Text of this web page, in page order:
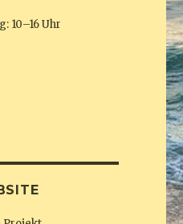
10–16 Uhr